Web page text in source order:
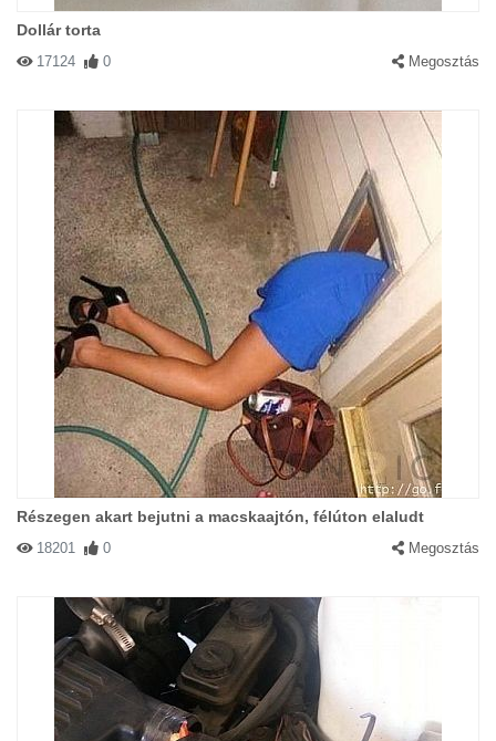
Dollár torta
17124 0 Megosztás
Részegen akart bejutni a macskaajtón, félúton elaludt
18201 0 Megosztás